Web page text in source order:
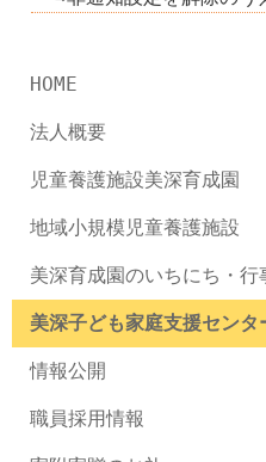
HOME
法人概要
児童養護施設美深育成園
地域小規模児童養護施設
美深育成園のいちにち・行
美深子ども家庭支援センタ
情報公開
職員採用情報